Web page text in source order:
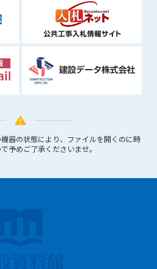
器の状態により、ファイルを開くのに時
予めご了承くださいませ。
起因する会員または他の第三者が
､一切の責任をも負わないものと
齢、メールアドレスその他本サー
が知り得た会員の個人情報（以下
の開示に事前に同意している場合
統計的な処理をした形式で第三